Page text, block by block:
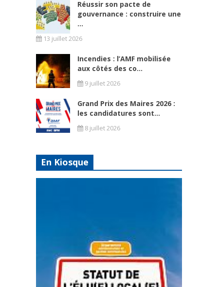
Réussir son pacte de
gouvernance : construire une
...
13 juillet 2026
Incendies : l’AMF mobilisée
aux côtés des co...
9 juillet 2026
Grand Prix des Maires 2026 :
les candidatures sont...
8 juillet 2026
En Kiosque